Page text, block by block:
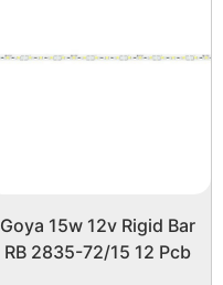
Goya 15w 12v Rigid Bar
RB 2835-72/15 12 Pcb